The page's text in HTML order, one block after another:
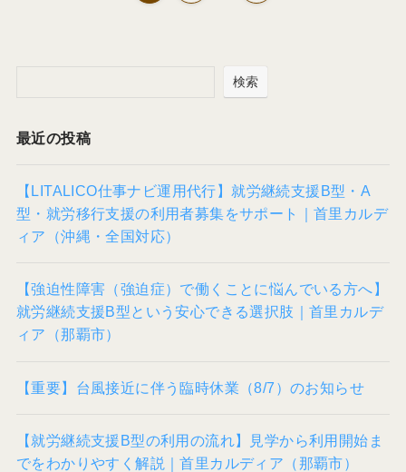
検索
最近の投稿
【LITALICO仕事ナビ運用代行】就労継続支援B型・A
型・就労移行支援の利用者募集をサポート｜首里カルデ
ィア（沖縄・全国対応）
【強迫性障害（強迫症）で働くことに悩んでいる方へ】
就労継続支援B型という安心できる選択肢｜首里カルデ
ィア（那覇市）
【重要】台風接近に伴う臨時休業（8/7）のお知らせ
【就労継続支援B型の利用の流れ】見学から利用開始ま
でをわかりやすく解説｜首里カルディア（那覇市）